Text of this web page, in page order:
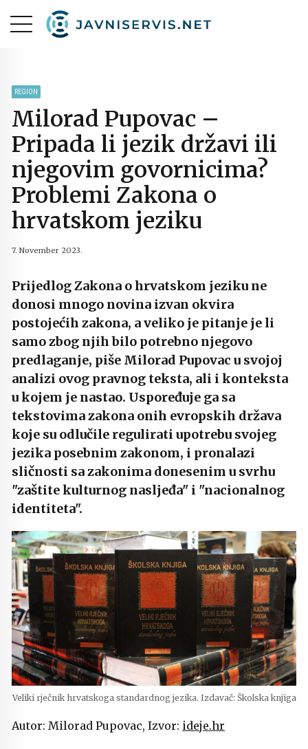
REGION
Milorad Pupovac –
Pripada li jezik državi ili
njegovim govornicima?
Problemi Zakona o
hrvatskom jeziku
7. November 2023.
Prijedlog Zakona o hrvatskom jeziku ne
donosi mnogo novina izvan okvira
postojećih zakona, a veliko je pitanje je li
samo zbog njih bilo potrebno njegovo
predlaganje, piše Milorad Pupovac u svojoj
analizi ovog pravnog teksta, ali i konteksta
u kojem je nastao. Uspoređuje ga sa
tekstovima zakona onih evropskih država
koje su odlučile regulirati upotrebu svojeg
jezika posebnim zakonom, i pronalazi
sličnosti sa zakonima donesenim u svrhu
"zaštite kulturnog nasljeđa" i "nacionalnog
identiteta".
Veliki rječnik hrvatskoga standardnog jezika. Izdavač: Školska knjiga
Autor: Milorad Pupovac, Izvor: ideje.hr